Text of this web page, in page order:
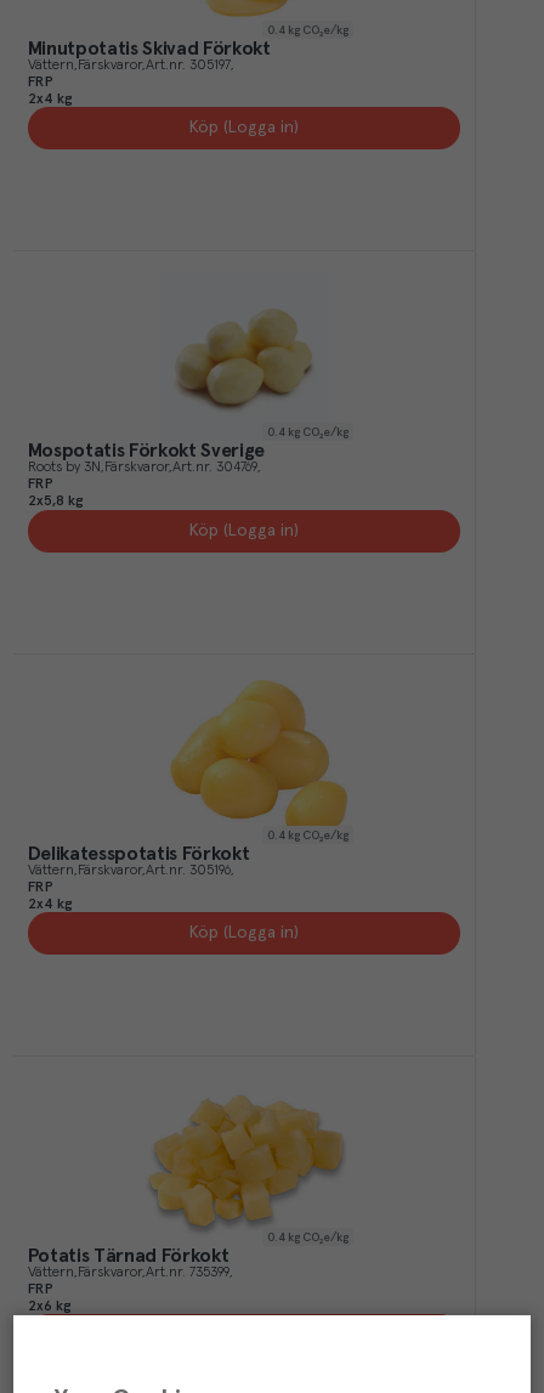
0.4 kg CO₂e/kg
Minutpotatis Skivad Förkokt
Vättern Färskvaror Art.nr. 305197
FRP
2x4 kg
Köp (Logga in)
0.4 kg CO₂e/kg
Mospotatis Förkokt Sverige
Roots by 3N Färskvaror Art.nr. 304769
FRP
2x5,8 kg
Köp (Logga in)
0.4 kg CO₂e/kg
Delikatesspotatis Förkokt
Vättern Färskvaror Art.nr. 305196
FRP
2x4 kg
Köp (Logga in)
0.4 kg CO₂e/kg
Potatis Tärnad Förkokt
Vättern Färskvaror Art.nr. 735399
FRP
2x6 kg